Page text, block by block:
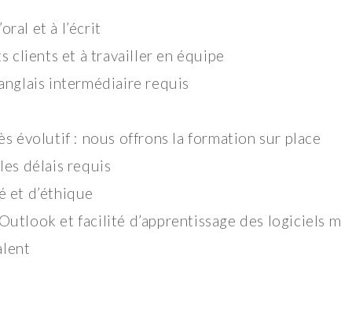
et à l’écrit
clients et à travailler en équipe
intermédiaire requis
évolutif : nous offrons la formation sur place
délais requis
et d’éthique
et facilité d’apprentissage des logiciels